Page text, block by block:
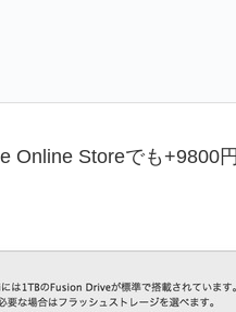
Storeでも+9800